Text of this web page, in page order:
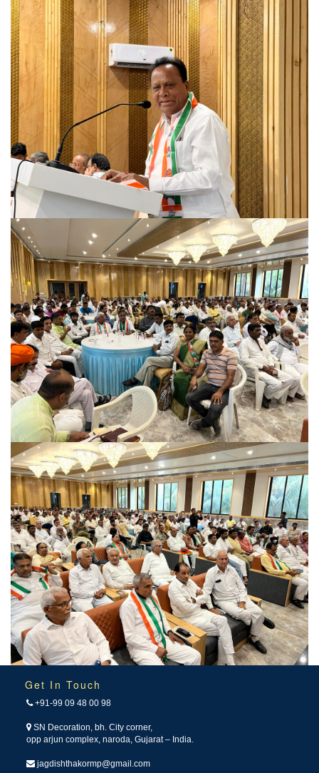
Get In Touch
+91-99 09 48 00 98
SN Decoration, bh. City corner,
opp arjun complex, naroda, Gujarat – India.
jagdishthakormp@gmail.com